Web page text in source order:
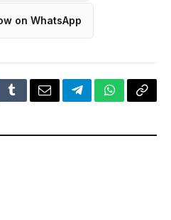
on WhatsApp
TumblrEmailTelegramWhatsApp
Copy